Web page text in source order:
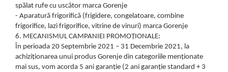
spălat rufe cu uscător marca Gorenje
- Aparatură frigorifică (frigidere, congelatoare, combine
frigorifice, lazi frigorifice, vitrine de vinuri) marca Gorenje
6. MECANISMUL CAMPANIEI PROMOȚIONALE:
În perioada 20 Septembrie 2021 – 31 Decembrie 2021, la
achiziționarea unui produs Gorenje din categoriile menționate
mai sus, vom acorda 5 ani garanție (2 ani garanție standard + 3